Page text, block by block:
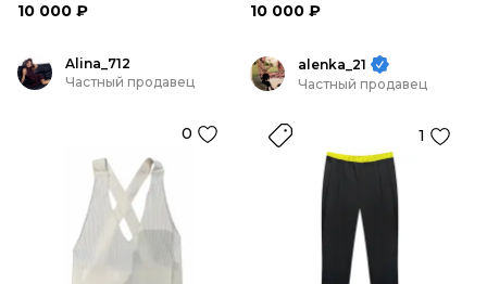
10 000 ₽ 10 000 ₽
Alina_712
Частный продавец
0
alenka_21
Частный продавец
1